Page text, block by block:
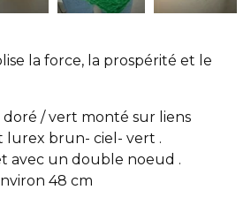
la force, la prospérité et le
doré / vert monté sur liens
lurex brun- ciel- vert .
avec un double noeud .
48 cm